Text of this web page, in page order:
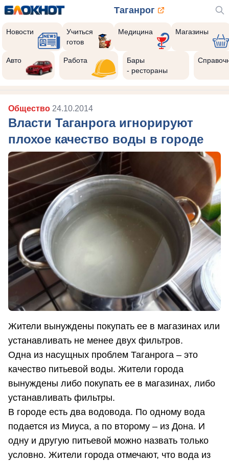
Таганрог
Новости
Учиться
готов
Медицина Магазины
Авто Работа
Бары
- рестораны
Общество 24.10.2014
Власти Таганрога игнорируют
плохое качество воды в городе
Жители вынуждены покупать ее в магазинах или
устанавливать не менее двух фильтров.
Одна из насущных проблем Таганрога – это
качество питьевой воды. Жители города
вынуждены либо покупать ее в магазинах, либо
устанавливать фильтры.
В городе есть два водовода. По одному вода
подается из Миуса, а по второму – из Дона. И
одну и другую питьевой можно назвать только
условно. Жители города отмечают, что вода из